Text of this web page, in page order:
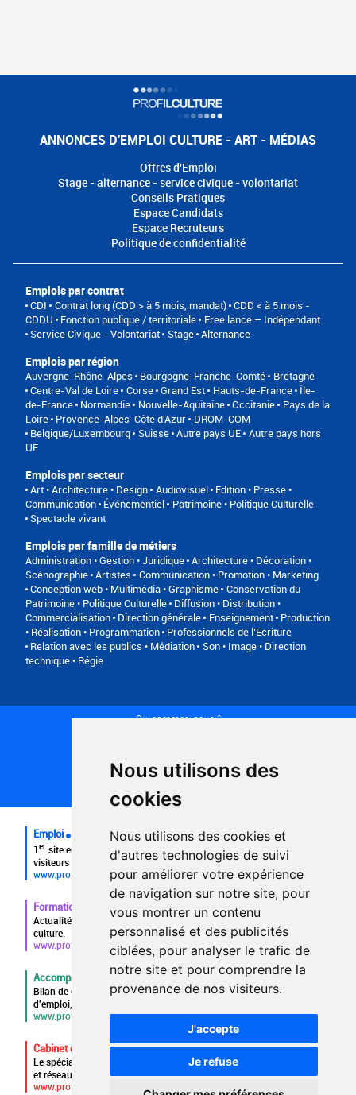
Nous utilisons des
cookies
Nous utilisons des cookies et
d'autres technologies de suivi
pour améliorer votre expérience
de navigation sur notre site, pour
vous montrer un contenu
personnalisé et des publicités
ciblées, pour analyser le trafic de
notre site et pour comprendre la
provenance de nos visiteurs.
J'accepte
Je refuse
ANNONCES D'EMPLOI CULTURE - ART - MÉDIAS
Offres d'Emploi
Stage - alternance - service civique - volontariat
Conseils Pratiques
Espace Candidats
Espace Recruteurs
Politique de confidentialité
Emplois par contrat
CDI Contrat long (CDD > à 5 mois, mandat) CDD < à 5 mois -
CDDU
Fonction publique / territoriale
Free lance – Indépendant
Service Civique - Volontariat
Stage Alternance
Emplois par région
Auvergne-Rhône-Alpes Bourgogne-Franche-Comté
Bretagne
Centre-Val de Loire Corse Grand Est Hauts-de-France Île-
de-France Normandie Nouvelle-Aquitaine Occitanie
Pays de la
Loire Provence-Alpes-Côte d'Azur
DROM-COM
Belgique/Luxembourg
Suisse Autre pays UE Autre pays hors
UE
Emplois par secteur
Art • Architecture • Design Audiovisuel Edition • Presse •
Communication Événementiel
Patrimoine • Politique Culturelle
Spectacle vivant
Emplois par famille de métiers
Administration • Gestion • Juridique Architecture • Décoration •
Scénographie Artistes
Communication • Promotion • Marketing
Conception web • Multimédia • Graphisme Conservation du
Patrimoine • Politique Culturelle Diffusion • Distribution •
Commercialisation Direction générale Enseignement Production
• Réalisation • Programmation Professionnels de l’Ecriture
Relation avec les publics • Médiation
Son • Image • Direction
technique • Régie
Qui sommes-nous ?
Plan du site
FAQ recruteurs
FAQ
Emploi
1er site emploi du secteur culturel 784.000 visites et 230.000
visiteurs uniques par mois.
www.profilculture.com
Formation
Actualités, guide et annuaire des formations aux métiers de la
culture.
www.profilculture-formation.com
Accompagnement professionnel
Bilan de compétences, coaching, techniques de recherche
d'emploi, entretien conseil.
www.profilculture-competences.com
Cabinet de recrutement
Le spécialiste du secteur culturel, une cvthèque de 86.000 CV
et réseau unique de professionnels.
www.profilculture-conseil.com/cabinet-recrutement